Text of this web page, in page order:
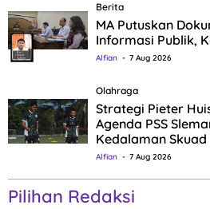
Berita
MA Putuskan
Informasi Publik,
Alfian 7 Aug 2026
Olahraga
Strategi Pieter
Agenda PSS
Kedalaman Skuad
Alfian 7 Aug 2026
Pilihan Redaksi